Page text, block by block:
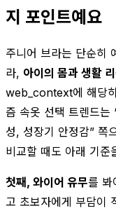
지 포인트예요
주니어 브라는 단순히
라, 아이의 몸과 생활
web_context에 해당
즘 속옷 선택 트렌드는
성, 성장기 안정감” 쪽
비교할 때도 아래 기준
첫째, 와이어 유무를 봐
고 초보자에게 부담이